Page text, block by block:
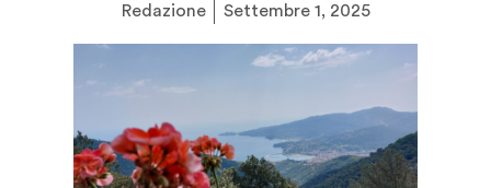
Redazione Settembre 1, 2025